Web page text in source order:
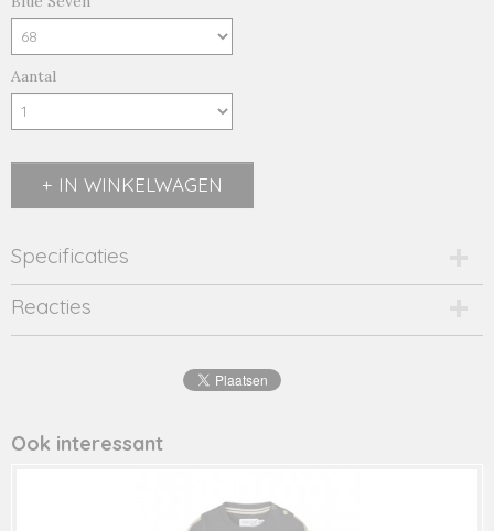
Aantal
IN WINKELWAGEN
Specificaties
Productcode
977627/n-19206
Reacties
Ook interessant